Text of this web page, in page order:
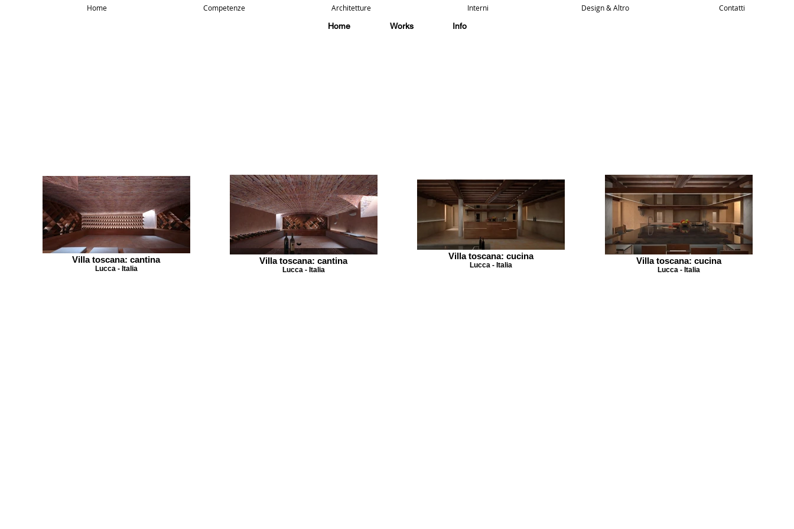
Home Works Info
Home Competenze Architetture Interni Design & Altro Contatti
Villa toscana: cantina
Lucca - Italia
Villa toscana: cantina
Lucca - Italia
Villa toscana: cucina
Lucca - Italia Villa toscana: cucina
Lucca - Italia